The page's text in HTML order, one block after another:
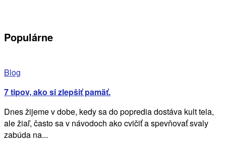
Populárne
Blog
7 tipov, ako si zlepšiť pamäť.
Dnes žijeme v dobe, kedy sa do popredia dostáva kult tela,
ale žiaľ, často sa v návodoch ako cvičiť a spevňovať svaly
zabúda na...